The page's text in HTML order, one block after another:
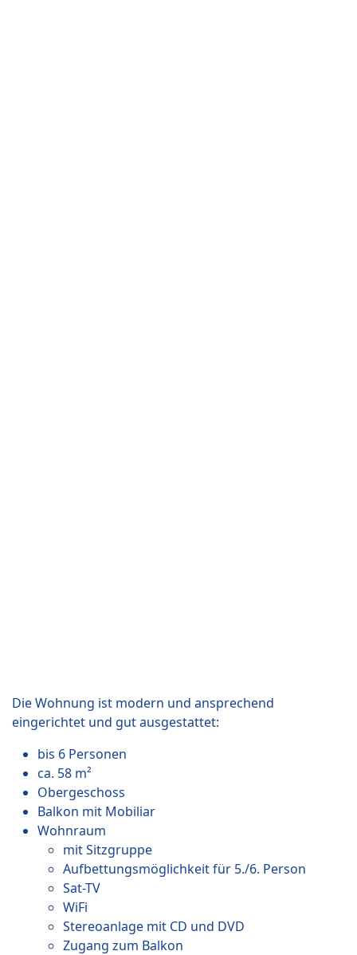
Die Wohnung ist modern und ansprechend
eingerichtet und gut ausgestattet:
bis 6 Personen
ca. 58 m²
Obergeschoss
Balkon mit Mobiliar
Wohnraum
mit Sitzgruppe
Aufbettungsmöglichkeit für 5./6. Person
Sat-TV
WiFi
Stereoanlage mit CD und DVD
Zugang zum Balkon